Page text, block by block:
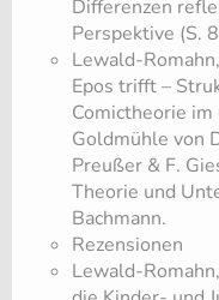
Differenzen
Perspektive (S.
Lewald-
Epos trifft –
Comictheorie im
Goldmühle von
Preußer & F.
Theorie und
Bachmann.
Rezensionen
Lewald-